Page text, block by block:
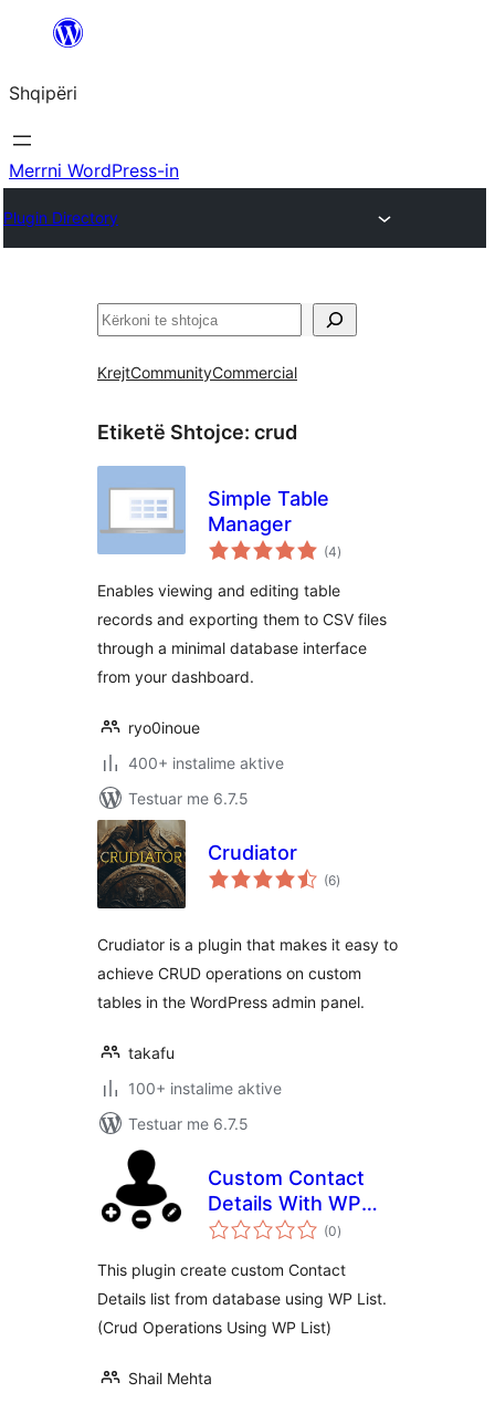
Hidhu
lënda
Shqipëri
Merrni WordPress-in
Plugin Directory
Kërko
KrejtCommunityCommercial
Etiketë Shtojce: crud
Simple Table
Manager
(4vlerësime
gjithsej
)
Enables viewing and editing table
records and exporting them to CSV files
through a minimal database interface
from your dashboard.
ryo0inoue
400+ instalime aktive
Testuar me 6.7.5
Crudiator
(6vlerësime
gjithsej
)
Crudiator is a plugin that makes it easy to
achieve CRUD operations on custom
tables in the WordPress admin panel.
takafu
100+ instalime aktive
Testuar me 6.7.5
Custom Contact
Details With WP
List
(0vlerësime
gjithsej
)
This plugin create custom Contact
Details list from database using WP List.
(Crud Operations Using WP List)
Shail Mehta